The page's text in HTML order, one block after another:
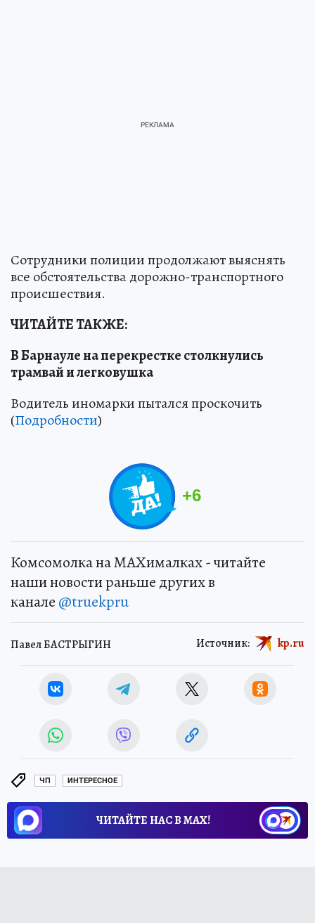
Сотрудники полиции продолжают выяснять
все обстоятельства дорожно-транспортного
происшествия.
ЧИТАЙТЕ ТАКЖЕ:
В Барнауле на перекрестке столкнулись
трамвай и легковушка
Водитель иномарки пытался проскочить
(Подробности)
+6
Комсомолка на MAXималках - читайте
наши новости раньше других в
канале @truekpru
Павел БАСТРЫГИН Источник: kp.ru
ЧП ИНТЕРЕСНОЕ
ЧИТАЙТЕ НАС В МАХ!